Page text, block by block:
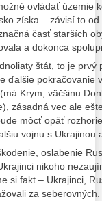
ovládať územie
získa – závisí to
časť starších
a dokonca
štát, to je
ďalšie pokračovanie
Krym, väčšinu
zásadná vec ale
môcť opäť
vojnu s Ukrajinou
oslabenie
nikoho
si fakt – Ukrajinci,
za